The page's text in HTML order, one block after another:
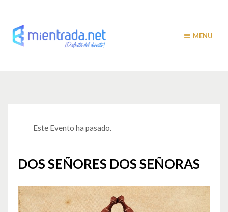
MENU
Este Evento ha pasado.
DOS SEÑORES DOS SEÑORAS